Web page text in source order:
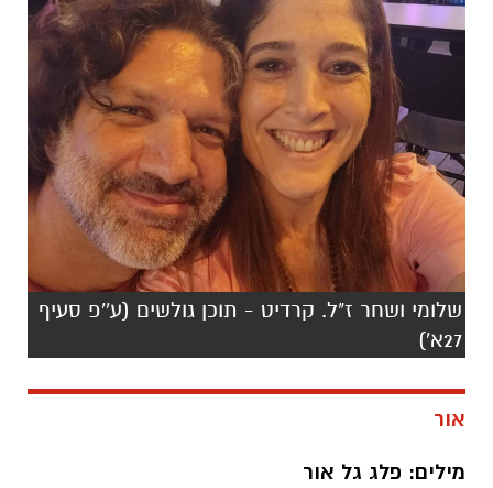
שלומי ושחר ז"ל. קרדיט - תוכן גולשים (ע''פ סעיף
27א')
אור
מילים: פלג גל אור